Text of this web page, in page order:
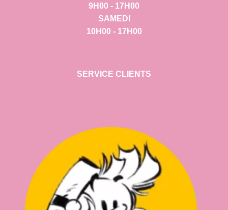
9H00 - 17H00
SAMEDI
10H00 - 17H00
SERVICE CLIENTS